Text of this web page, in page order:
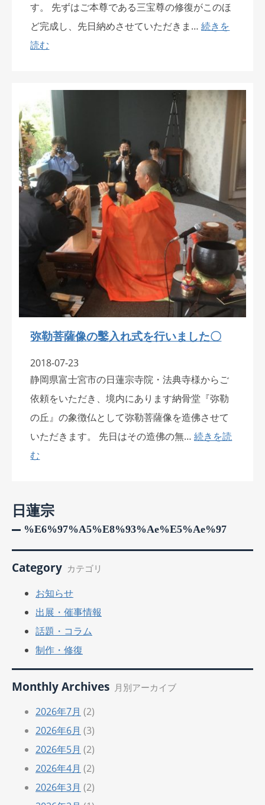
日蓮宗
%e6%97%a5%e8%93%ae%e5%ae%97
Category カテゴリ
お知らせ
出展・催事情報
話題・コラム
制作・修復
Monthly Archives 月別アーカイブ
2026年7月 (2)
2026年6月 (3)
2026年5月 (2)
2026年4月 (2)
2026年3月 (2)
す。 先ずはご本尊である三宝尊の修復がこのほ
ど完成し、先日納めさせていただきま…続きを
読む
弥勒菩薩像の鑿入れ式を行いました〇
2018-07-23
静岡県富士宮市の日蓮宗寺院・法典寺様からご
依頼をいただき、境内にあります納骨堂『弥勒
の丘』の象徴仏として弥勒菩薩像を造佛させて
いただきます。 先日はその造佛の無…続きを読
む